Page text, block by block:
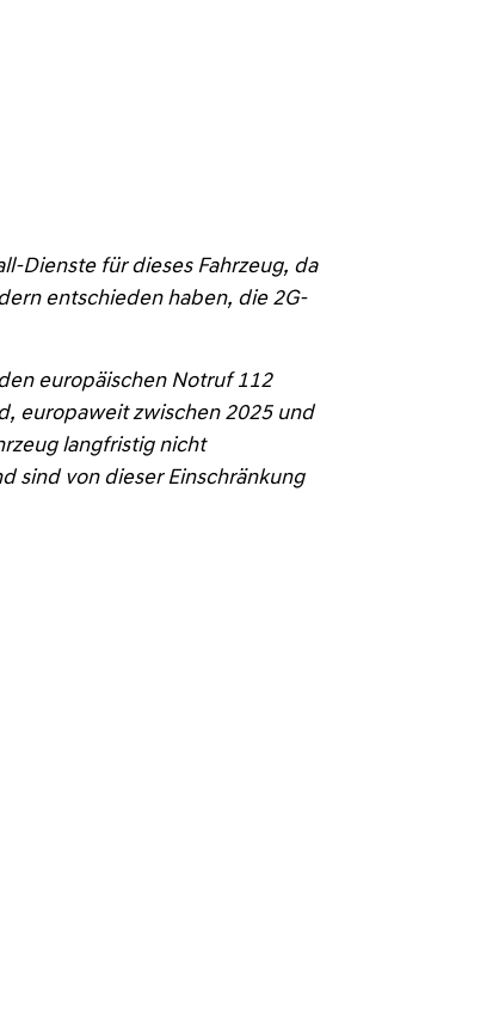
Dienste für dieses Fahrzeug, da
entschieden haben, die 2G-
europäischen Notruf 112
europaweit zwischen 2025 und
langfristig nicht
sind von dieser Einschränkung